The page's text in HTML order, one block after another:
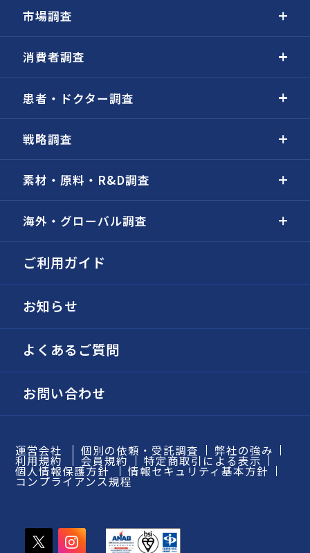
市場調査
消費者調査
患者・ドクター調査
戦略調査
素材・原料・R&D調査
海外・グローバル調査
ご利用ガイド
お知らせ
よくあるご質問
お問い合わせ
運営会社 個別の依頼・受託調査 弊社の強み
利用規約 会員規約 特定商取引による表示
個人情報保護方針 情報セキュリティ基本方針
コンプライアンス規程